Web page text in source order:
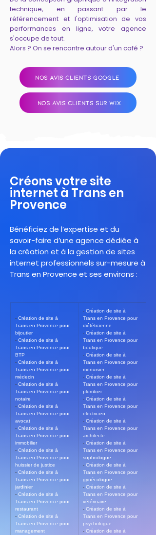
technique, en passant par le
référencement et l'optimisation de vos
performances en ligne, votre agence
s'occupe de tout.
Alors ? On se rencontre autour d'un café ?
NOS AVIS CLIENTS GOOGLE
NOS AVIS CLIENTS SUR WIX
Créons votre site
internet à Trans en
Provence
Bénéficiez de l’expertise et du
savoir-faire d’une agence dédiée à
la création et à la gestion de sites
internet professionnels sur-mesure à
Trans en Provence et ses environs :
- Création de site à
Trans en Provence pour
bijoutier
- Création de site à
Trans en Provence pour
BTP
- Création de site à
Trans en Provence pour
médecin
- Création de site à
Trans en Provence pour
notaire
- Création de site à
Trans en Provence pour
avocat
- Création de site à
Trans en Provence pour
immobilier
- Création de site à
Trans en Provence pour
huissier de justice
- Création de site à
Trans en Provence pour
jardinier
- Création de site à
Trans en Provence pour
restaurant
- Création de site à
Trans en Provence pour
management
- Création de site à
Trans en Provence pour
diététicienne
- Création de site à
Trans en Provence pour
boutique
- Création de site à
Trans en Provence pour
menuisier
- Création de site à
Trans en Provence pour
plombier
- Création de site à
Trans en Provence pour
electricien
- Création de site à
Trans en Provence pour
architecte
- Création de site à
Trans en Provence pour
sophrologue
- Création de site à
Trans en Provence pour
gynécologue
- Création de site à
Trans en Provence pour
vétérinaire
- Création de site à
Trans en Provence pour
psychologue
- Création de site à